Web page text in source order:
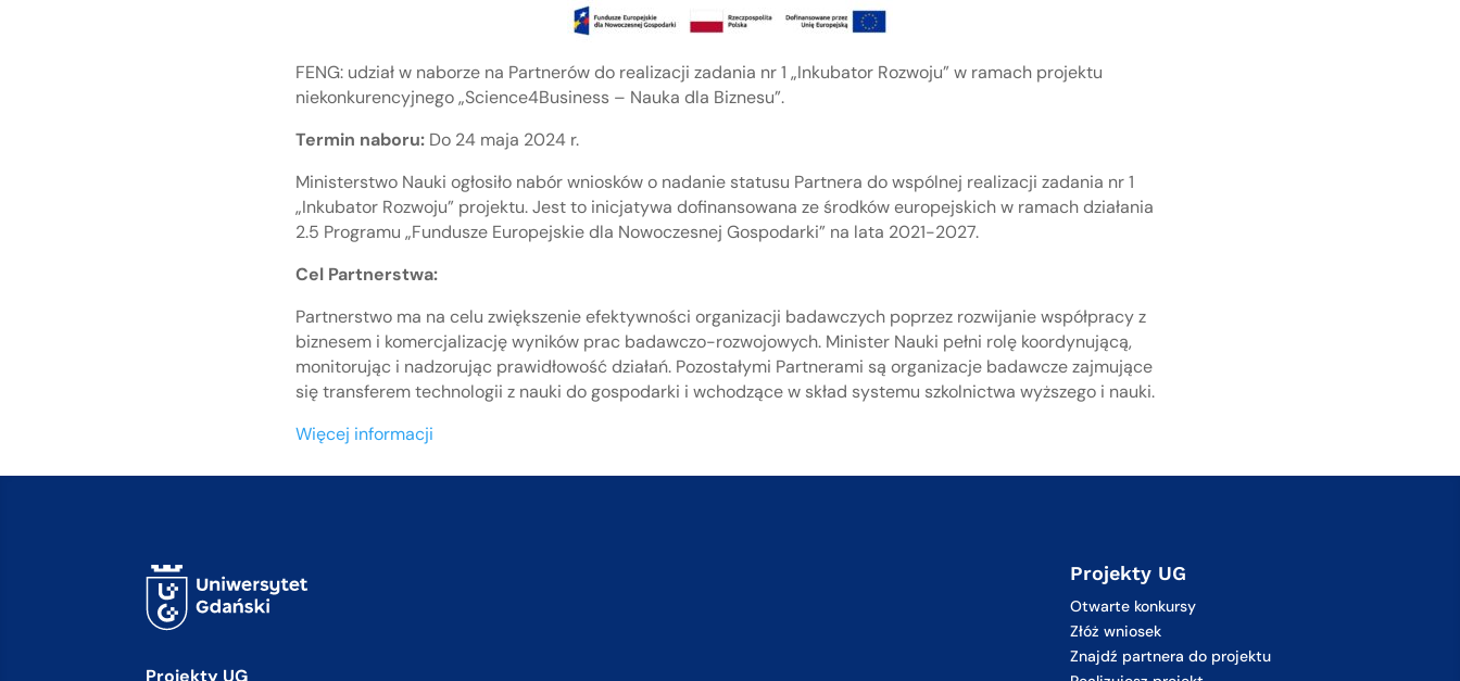
FENG: udział w naborze na Partnerów do realizacji zadania nr 1 „Inkubator Rozwoju” w ramach projektu
niekonkurencyjnego „Science4Business – Nauka dla Biznesu”.
Termin naboru: Do 24 maja 2024 r.
Ministerstwo Nauki ogłosiło nabór wniosków o nadanie statusu Partnera do wspólnej realizacji zadania nr 1
„Inkubator Rozwoju” projektu. Jest to inicjatywa dofinansowana ze środków europejskich w ramach działania
2.5 Programu „Fundusze Europejskie dla Nowoczesnej Gospodarki” na lata 2021-2027.
Cel Partnerstwa:
Partnerstwo ma na celu zwiększenie efektywności organizacji badawczych poprzez rozwijanie współpracy z
biznesem i komercjalizację wyników prac badawczo-rozwojowych. Minister Nauki pełni rolę koordynującą,
monitorując i nadzorując prawidłowość działań. Pozostałymi Partnerami są organizacje badawcze zajmujące
się transferem technologii z nauki do gospodarki i wchodzące w skład systemu szkolnictwa wyższego i nauki.
Więcej informacji
Projekty UG
Projekty UG
Otwarte konkursy
Złóż wniosek
Znajdź partnera do projektu